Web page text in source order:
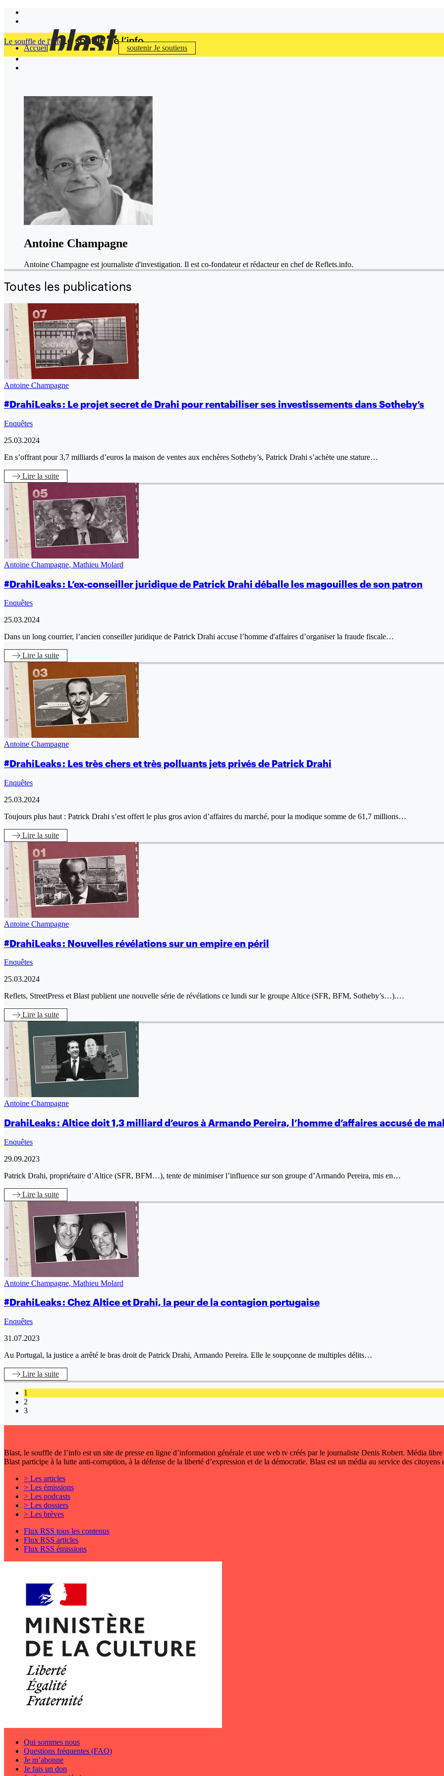
Accueil soutenirJe soutiens
Le souffle de l'info
Antoine Champagne
Antoine Champagne est journaliste d'investigation. Il est co-fondateur et rédacteur en chef de Reflets.info.
Toutes les publications
Antoine Champagne
#DrahiLeaks : Le projet secret de Drahi pour rentabiliser ses investissements dans Sotheby’s
Enquêtes
25.03.2024
En s’offrant pour 3,7 milliards d’euros la maison de ventes aux enchères Sotheby’s, Patrick Drahi s’achète une stature…
Lire la suite
Antoine Champagne, Mathieu Molard
#DrahiLeaks : L’ex-conseiller juridique de Patrick Drahi déballe les magouilles de son patron
Enquêtes
25.03.2024
Dans un long courrier, l’ancien conseiller juridique de Patrick Drahi accuse l’homme d'affaires d’organiser la fraude fiscale…
Lire la suite
Antoine Champagne
#DrahiLeaks : Les très chers et très polluants jets privés de Patrick Drahi
Enquêtes
25.03.2024
Toujours plus haut : Patrick Drahi s’est offert le plus gros avion d’affaires du marché, pour la modique somme de 61,7 millions…
Lire la suite
Antoine Champagne
#DrahiLeaks : Nouvelles révélations sur un empire en péril
Enquêtes
25.03.2024
Reflets, StreetPress et Blast publient une nouvelle série de révélations ce lundi sur le groupe Altice (SFR, BFM, Sotheby’s…).…
Lire la suite
Antoine Champagne
DrahiLeaks : Altice doit 1,3 milliard d’euros à Armando Pereira, l’homme d’affaires accusé de
Enquêtes
29.09.2023
Patrick Drahi, propriétaire d’Altice (SFR, BFM…), tente de minimiser l’influence sur son groupe d’Armando Pereira, mis en…
Lire la suite
Antoine Champagne, Mathieu Molard
#DrahiLeaks : Chez Altice et Drahi, la peur de la contagion portugaise
Enquêtes
31.07.2023
Au Portugal, la justice a arrêté le bras droit de Patrick Drahi, Armando Pereira. Elle le soupçonne de multiples délits…
Lire la suite
1
2
3
Blast, le souffle de l’info est un site de presse en ligne d’information générale et une web tv créés par le journaliste Denis Robert. Média
Blast participe à la lutte anti-corruption, à la défense de la liberté d’expression et de la démocratie. Blast est un média au service des citoyens
> Les articles
> Les émissions
> Les podcasts
> Les dossiers
> Les brèves
Flux RSS tous les contenus
Flux RSS articles
Flux RSS émissions
Qui sommes nous
Questions fréquentes (FAQ)
Je m’abonne
Je fais un don